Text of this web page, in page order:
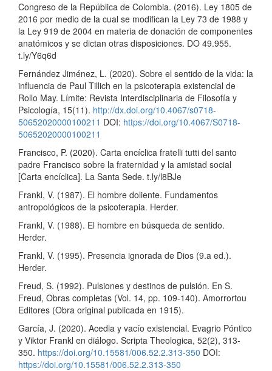
Congreso de la República de Colombia. (2016). Ley 1805 de
2016 por medio de la cual se modifican la Ley 73 de 1988 y
la Ley 919 de 2004 en materia de donación de componentes
anatómicos y se dictan otras disposiciones. DO 49.955.
t.ly/Y6q6d
Fernández Jiménez, L. (2020). Sobre el sentido de la vida: la
influencia de Paul Tillich en la psicoterapia existencial de
Rollo May. Límite: Revista Interdisciplinaria de Filosofía y
Psicología, 15(11). http://dx.doi.org/10.4067/s0718-
50652020000100211 DOI: https://doi.org/10.4067/S0718-
50652020000100211
Francisco, P. (2020). Carta encíclica fratelli tutti del santo
padre Francisco sobre la fraternidad y la amistad social
[Carta encíclica]. La Santa Sede. t.ly/l8BJe
Frankl, V. (1987). El hombre doliente. Fundamentos
antropológicos de la psicoterapia. Herder.
Frankl, V. (1988). El hombre en búsqueda de sentido.
Herder.
Frankl, V. (1995). Presencia ignorada de Dios (9.a ed.).
Herder.
Freud, S. (1992). Pulsiones y destinos de pulsión. En S.
Freud, Obras completas (Vol. 14, pp. 109-140). Amorrortou
Editores (Obra original publicada en 1915).
García, J. (2020). Acedia y vacío existencial. Evagrio Póntico
y Viktor Frankl en diálogo. Scripta Theologica, 52(2), 313-
350. https://doi.org/10.15581/006.52.2.313-350 DOI:
https://doi.org/10.15581/006.52.2.313-350